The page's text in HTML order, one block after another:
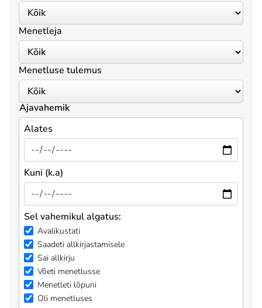
Menetleja
Menetluse tulemus
Ajavahemik
Alates
Kuni (k.a)
Sel vahemikul algatus:
Avalikustati
Saadeti allkirjastamisele
Sai allkirju
Võeti menetlusse
Menetleti lõpuni
Oli menetluses